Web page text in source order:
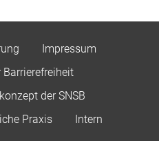
Impressum
der SNSB
Praxis
Intern